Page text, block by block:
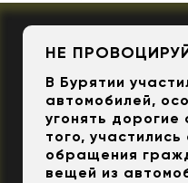
НЕ
В Бурятии
автомобилей,
угонять
того,
обращения
вещей из